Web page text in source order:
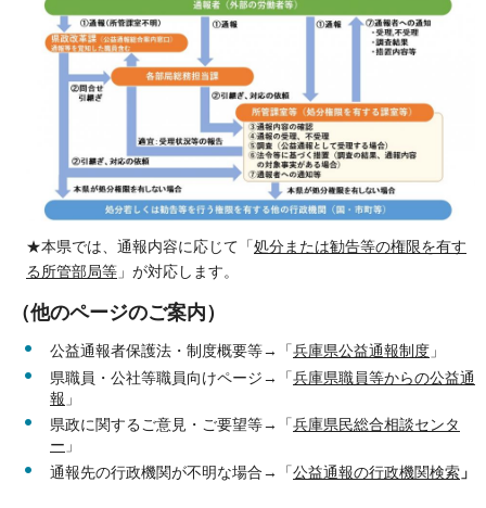
★本県では、通報内容に応じて「処分または勧告等の権限を有す
る所管部局等 」が対応します。
（他のページのご案内）
公益通報者保護法・制度概要等→「兵庫県公益通報制度 」
県職員・公社等職員向けページ→「兵庫県職員等からの公益通
報 」
県政に関するご意見・ご要望等→「兵庫県民総合相談センタ
ー 」
通報先の行政機関が不明な場合→「公益通報の行政機関検索 」